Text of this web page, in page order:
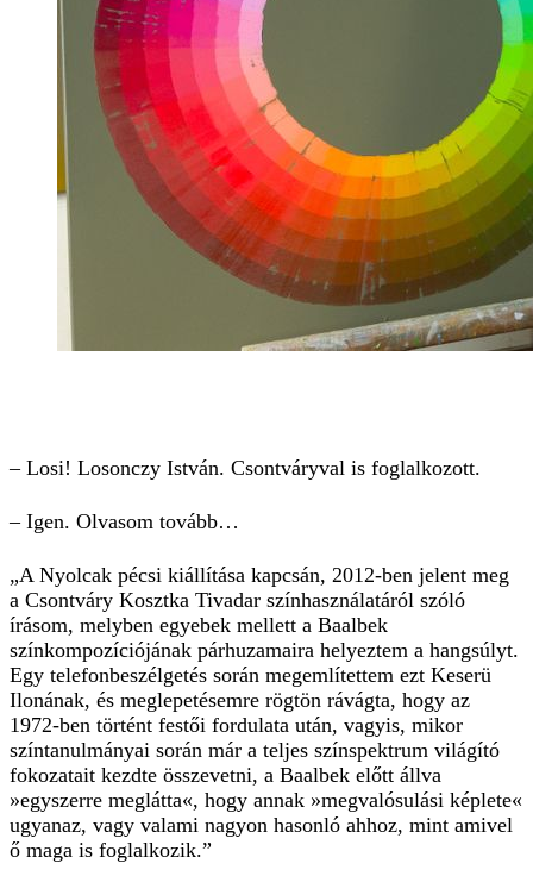
– Losi! Losonczy István. Csontváryval is foglalkozott.
– Igen. Olvasom tovább…
„A Nyolcak pécsi kiállítása kapcsán, 2012-ben jelent meg
a Csontváry Kosztka Tivadar színhasználatáról szóló
írásom, melyben egyebek mellett a Baalbek
színkompozíciójának párhuzamaira helyeztem a hangsúlyt.
Egy telefonbeszélgetés során megemlítettem ezt Keserü
Ilonának, és meglepetésemre rögtön rávágta, hogy az
1972-ben történt festői fordulata után, vagyis, mikor
színtanulmányai során már a teljes színspektrum világító
fokozatait kezdte összevetni, a Baal­bek előtt állva
»egyszerre meglátta«, hogy annak »megvalósulási képlete«
ugyanaz, vagy valami nagyon hasonló ahhoz, mint amivel
ő maga is foglalkozik.”